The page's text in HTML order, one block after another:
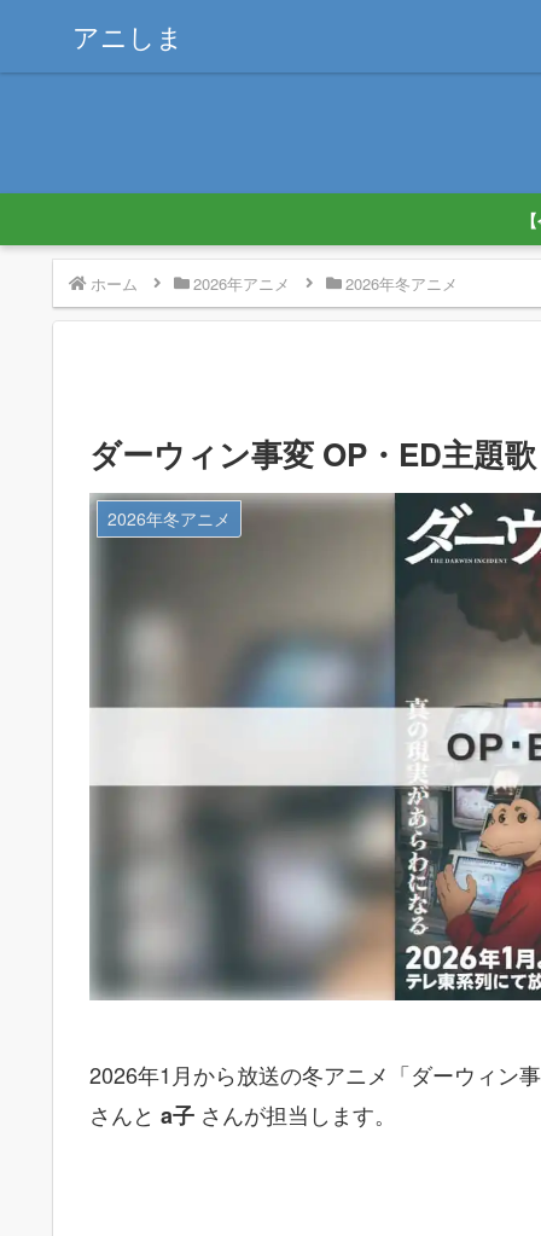
アニしま
ホーム 2026年アニメ 2026年冬アニメ
ダーウィン事変 OP・ED主題
2026年冬アニメ
2026年1月から放送の冬アニメ「ダーウィン
さんと a子 さんが担当します。